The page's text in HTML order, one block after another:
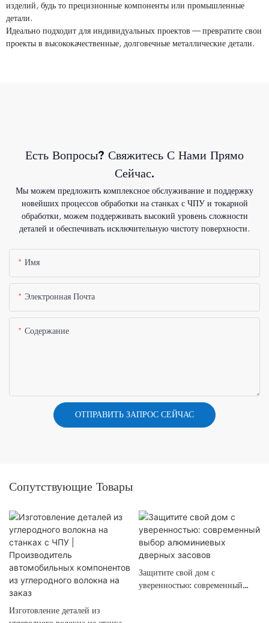
изделий, будь то прецизионные компоненты или промышленные
детали.
Идеально подходит для индивидуальных проектов — превратите свои
проекты в высококачественные, долговечные металлические детали.
Есть Вопросы? Свяжитесь С Нами Прямо
Сейчас.
Мы можем предложить комплексное обслуживание и поддержку
новейших процессов обработки на станках с ЧПУ и токарной
обработки, можем поддерживать высокий уровень сложности
деталей и обеспечивать исключительную чистоту поверхности.
Имя
Электронная Почта
Содержание
ОТПРАВИТЬ ЗАПРОС СЕЙЧАС
Сопутствующие Товары
Изготовление деталей из
Защитите свой дом с
уверенностью: современный